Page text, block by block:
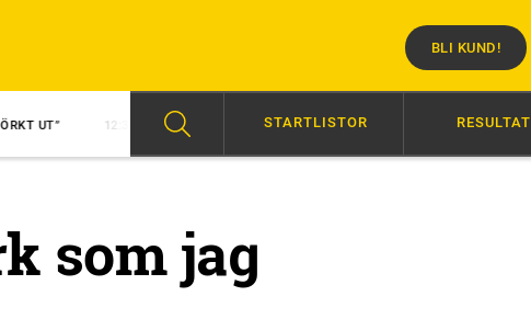
BLI KUND!
12:34 BENGURION JETS FÖRSTA VINNARE 14:05 SKRIVER TRAVHISTORIA?
STARTLISTOR RESULTAT
som jag